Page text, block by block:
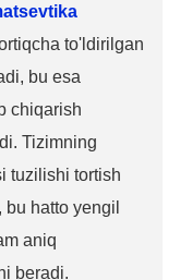
to'ldirilgan
bu esa
chiqarish
Tizimning
tuzilishi tortish
hatto yengil
aniq
beradi.